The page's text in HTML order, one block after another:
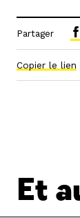
Partager
Copier le lien
Et